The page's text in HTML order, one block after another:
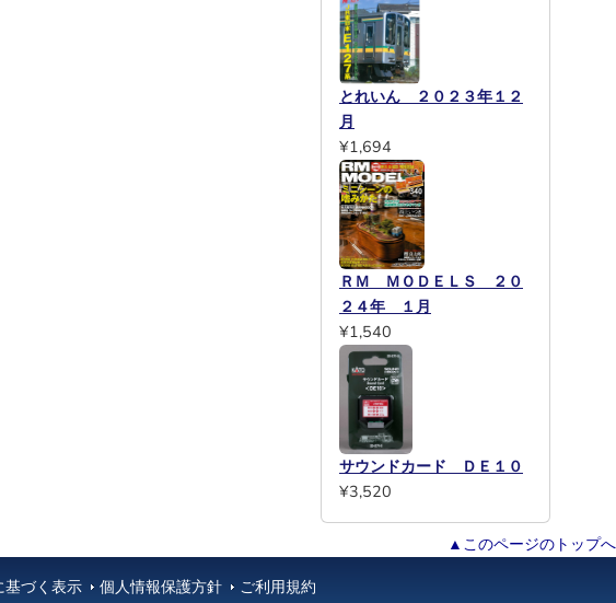
とれいん ２０２３年１２
月
¥1,694
ＲＭ ＭＯＤＥＬＳ ２０
２４年 １月
¥1,540
サウンドカード ＤＥ１０
¥3,520
▲このページのトップへ
基づく表示 個人情報保護方針 ご利用規約